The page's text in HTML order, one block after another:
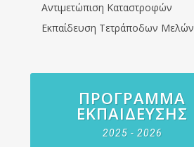
Αντιμετώπιση Καταστροφών
Εκπαίδευση Τετράποδων Μελών
ΠΡΌΓΡΑΜΜΑ
ΕΚΠΑΊΔΕΥΣΗΣ
2025 - 2026